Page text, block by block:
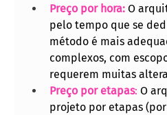
Preço por hora: O
pelo tempo que se
método é mais
complexos, com
requerem muitas
Preço por etapas: O
projeto por etapas